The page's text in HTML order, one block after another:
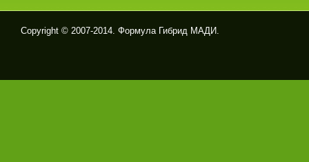
Copyright © 2007-2014. Формула Гибрид МАДИ.